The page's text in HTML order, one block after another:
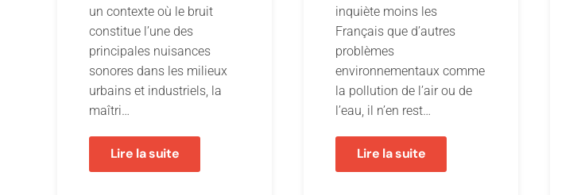
un contexte où le bruit
constitue l’une des
principales nuisances
sonores dans les milieux
urbains et industriels, la
maîtri…
Lire la suite
inquiète moins les
Français que d’autres
problèmes
environnementaux comme
la pollution de l’air ou de
l’eau, il n’en rest…
Lire la suite